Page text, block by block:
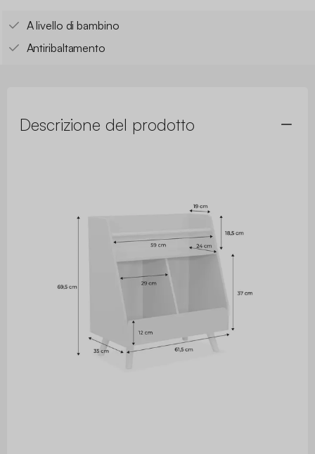
A livello di bambino
Antiribaltamento
Descrizione del prodotto